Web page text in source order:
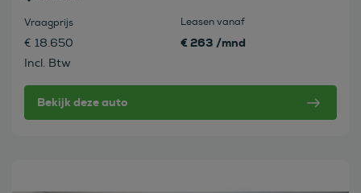
Vraagprijs
€ 18.650
Incl. Btw
Leasen vanaf
€ 263 /mnd
Bekijk deze auto